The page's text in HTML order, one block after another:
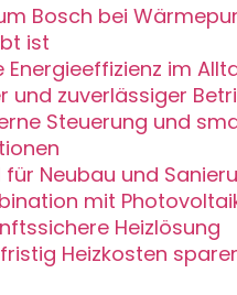
Bosch bei
ist
Energieeffizienz im
und zuverlässiger
Steuerung und
für Neubau und
mit
Heizlösung
Heizkosten